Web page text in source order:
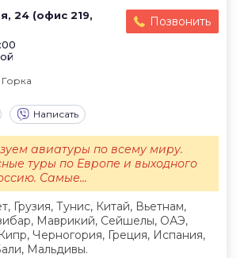
24 (офис 219,
Позвонить
Написать
Грузия, Тунис, Китай, Вьетнам,
Маврикий, Сейшелы, ОАЭ,
Черногория, Греция, Испания,
Мальдивы.
авиатуры по всему миру.
туры по Европе и выходного
Самые...